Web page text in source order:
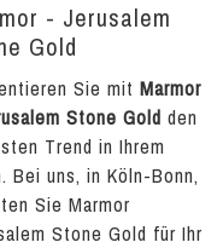
- Jerusalem
Gold
Sie mit Marmor
Stone Gold den
Trend in Ihrem
Bei uns, in Köln-Bonn,
Sie Marmor
Stone Gold für Ihr